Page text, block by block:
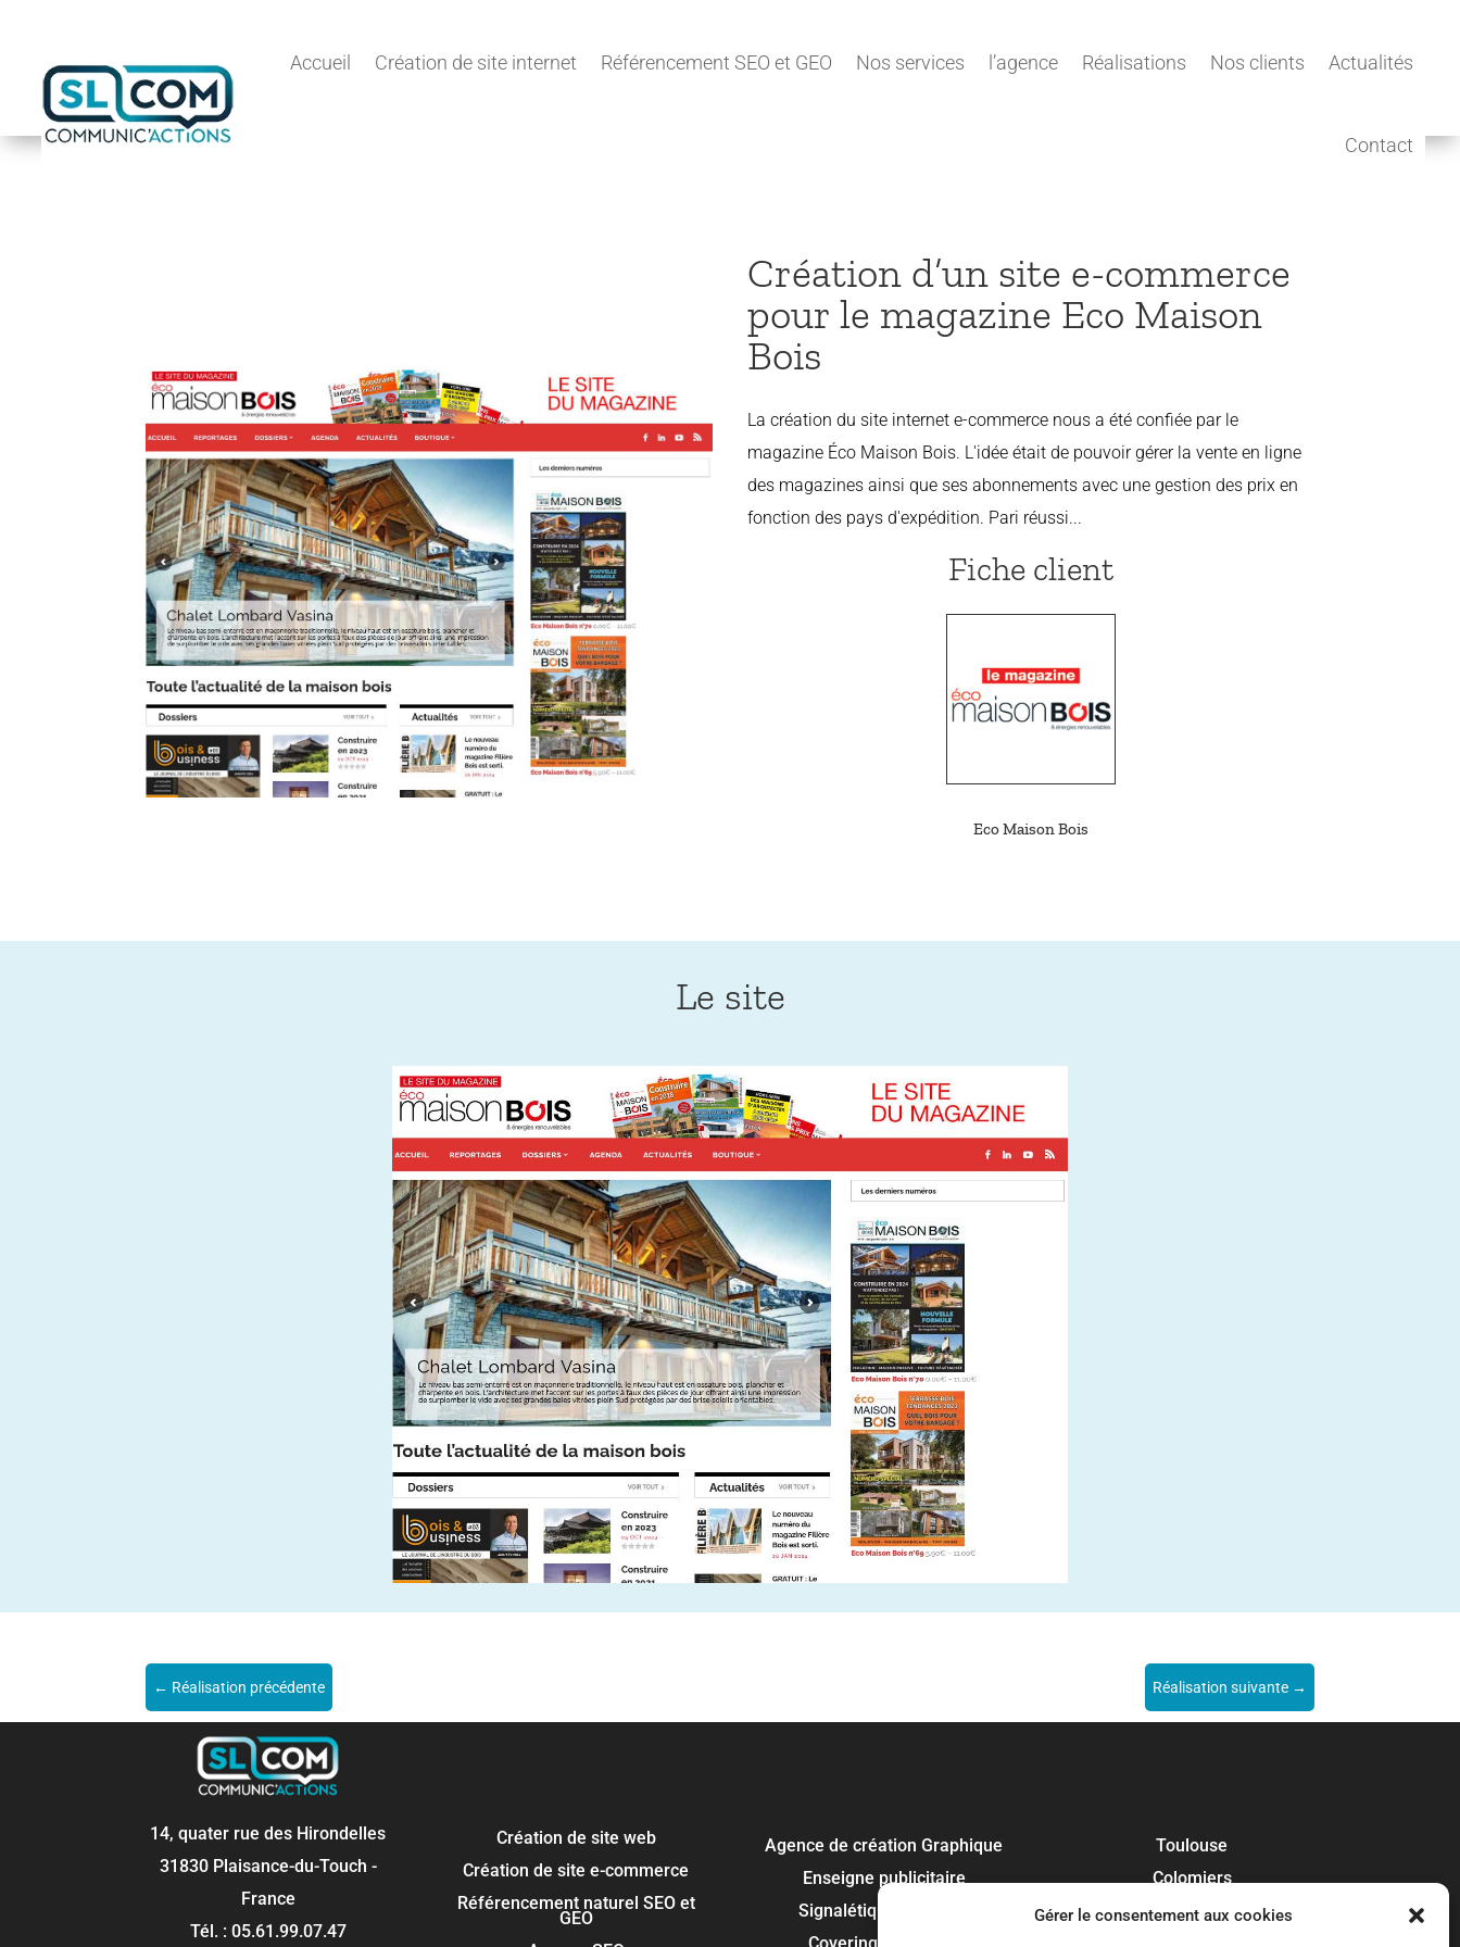
Gérer le consentement aux cookies
Accueil Création de site internet Référencement SEO et GEO Nos services l’agence Réalisations Nos clients Actualités
Contact
Création d’un site e-commerce
pour le magazine Eco Maison
Bois
La création du site internet e-commerce nous a été confiée par le
magazine Éco Maison Bois. L'idée était de pouvoir gérer la vente en ligne
des magazines ainsi que ses abonnements avec une gestion des prix en
fonction des pays d'expédition. Pari réussi...
Fiche client
Eco Maison Bois
Le site
← Réalisation précédente Réalisation suivante→
14, quater rue des Hirondelles
31830 Plaisance-du-Touch -
France
Tél. : 05.61.99.07.47
Création de site web
Création de site e-commerce
Référencement naturel SEO et
GEO
Agence de création Graphique
Enseigne publicitaire
Signalétique panneau
Covering et flocage
Toulouse
Colomiers
Blagnac